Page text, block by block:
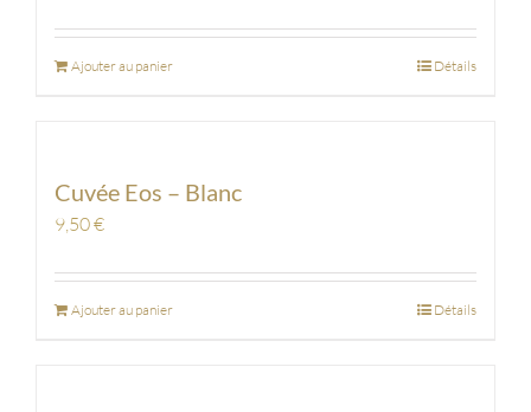
Ajouter au panier Détails
Cuvée Eos – Blanc
9,50€
Ajouter au panier Détails